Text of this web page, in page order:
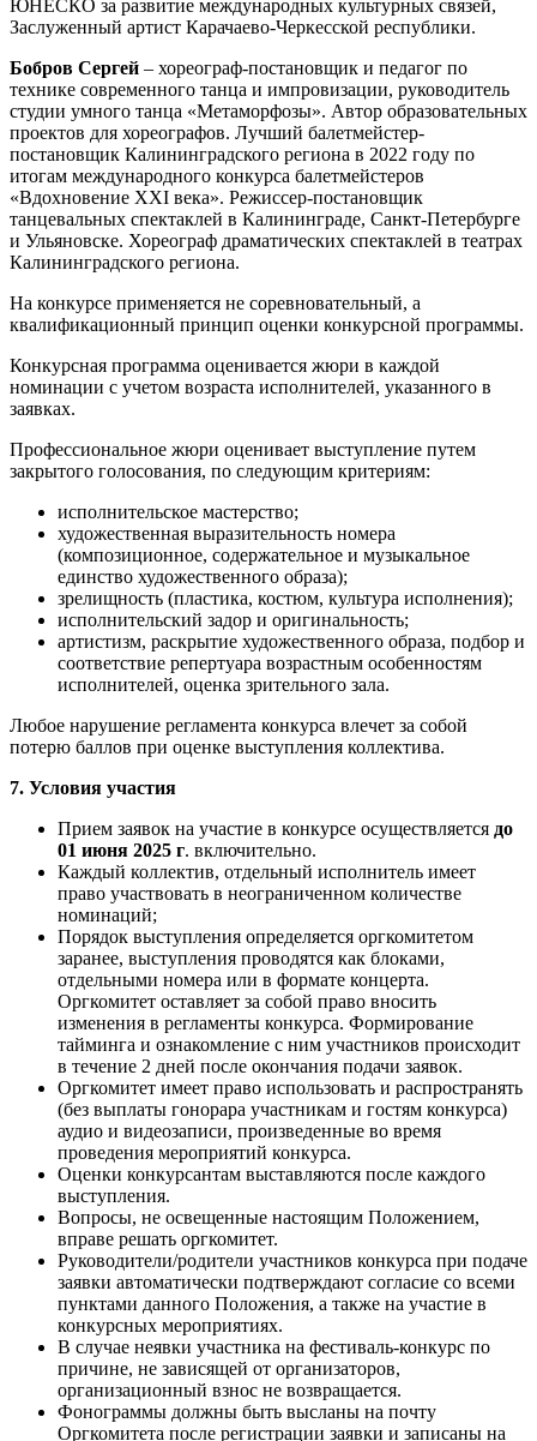
ЮНЕСКО за развитие международных культурных связей,
Заслуженный артист Карачаево-Черкесской республики.
Бобров Сергей – хореограф-постановщик и педагог по
технике современного танца и импровизации, руководитель
студии умного танца «Метаморфозы». Автор образовательных
проектов для хореографов. Лучший балетмейстер-
постановщик Калининградского региона в 2022 году по
итогам международного конкурса балетмейстеров
«Вдохновение XXI века». Режиссер-постановщик
танцевальных спектаклей в Калининграде, Санкт-Петербурге
и Ульяновске. Хореограф драматических спектаклей в театрах
Калининградского региона.
На конкурсе применяется не соревновательный, а
квалификационный принцип оценки конкурсной программы.
Конкурсная программа оценивается жюри в каждой
номинации с учетом возраста исполнителей, указанного в
заявках.
Профессиональное жюри оценивает выступление путем
закрытого голосования, по следующим критериям:
исполнительское мастерство;
художественная выразительность номера
(композиционное, содержательное и музыкальное
единство художественного образа);
зрелищность (пластика, костюм, культура исполнения);
исполнительский задор и оригинальность;
артистизм, раскрытие художественного образа, подбор и
соответствие репертуара возрастным особенностям
исполнителей, оценка зрительного зала.
Любое нарушение регламента конкурса влечет за собой
потерю баллов при оценке выступления коллектива.
7. Условия участия
Прием заявок на участие в конкурсе осуществляется до
01 июня 2025 г. включительно.
Каждый коллектив, отдельный исполнитель имеет
право участвовать в неограниченном количестве
номинаций;
Порядок выступления определяется оргкомитетом
заранее, выступления проводятся как блоками,
отдельными номера или в формате концерта.
Оргкомитет оставляет за собой право вносить
изменения в регламенты конкурса. Формирование
тайминга и ознакомление с ним участников происходит
в течение 2 дней после окончания подачи заявок.
Оргкомитет имеет право использовать и распространять
(без выплаты гонорара участникам и гостям конкурса)
аудио и видеозаписи, произведенные во время
проведения мероприятий конкурса.
Оценки конкурсантам выставляются после каждого
выступления.
Вопросы, не освещенные настоящим Положением,
вправе решать оргкомитет.
Руководители/родители участников конкурса при подаче
заявки автоматически подтверждают согласие со всеми
пунктами данного Положения, а также на участие в
конкурсных мероприятиях.
В случае неявки участника на фестиваль-конкурс по
причине, не зависящей от организаторов,
организационный взнос не возвращается.
Фонограммы должны быть высланы на почту
Оргкомитета после регистрации заявки и записаны на